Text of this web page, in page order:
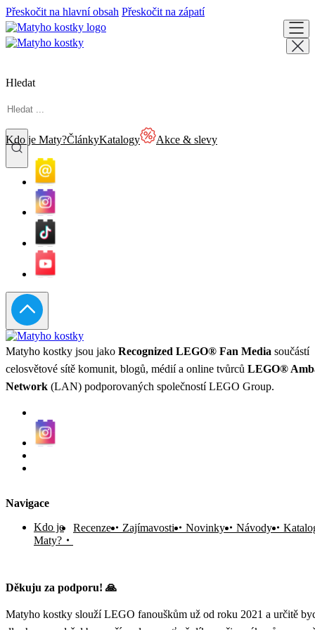
Přeskočit na hlavní obsah Přeskočit na zápatí
Hledat
Kdo je Maty?ČlánkyKatalogy Akce & slevy
Matyho kostky jsou jako Recognized LEGO® Fan Media součástí
celosvětové sítě komunit, blogů, médií a online tvůrců LEGO®
Network (LAN) podporovaných společností LEGO Group.
Navigace
Kdo je
Maty?
Recenze Zajímavosti Novinky Návody
Děkuju za podporu! 🙏
Matyho kostky slouží LEGO fanouškům už od roku 2021 a určitě